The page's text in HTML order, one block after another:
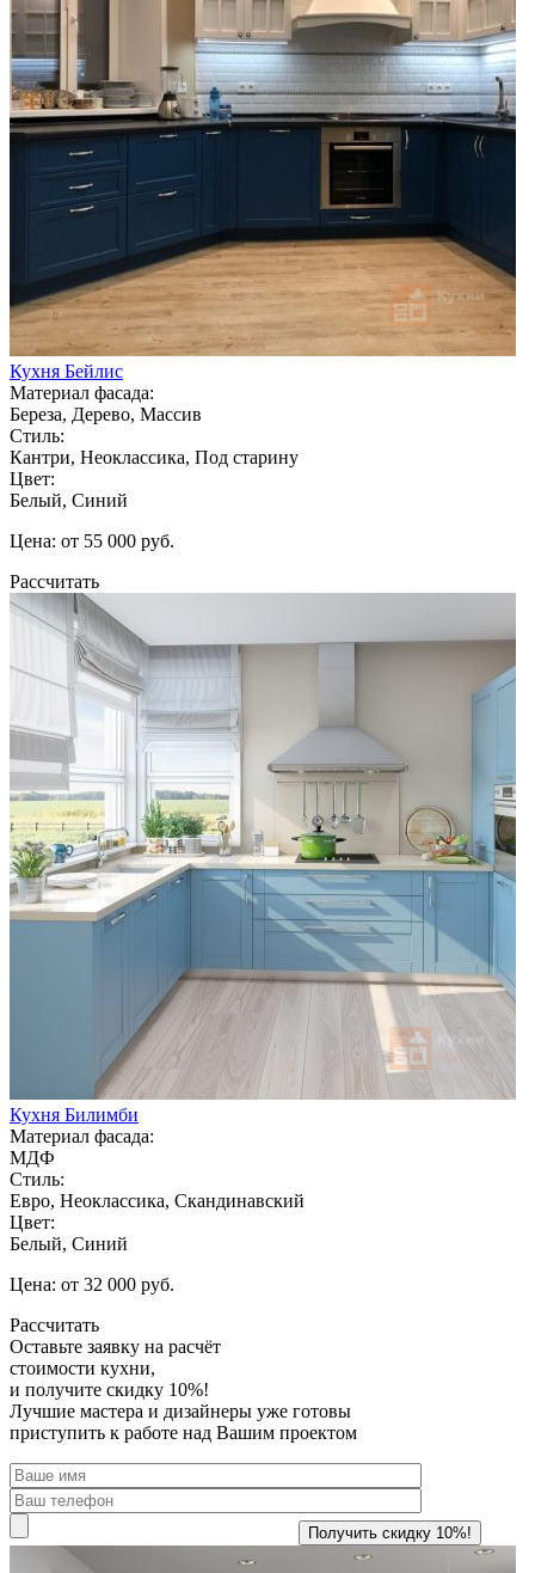
Кухня Бейлис
Материал фасада:
Береза, Дерево, Массив
Стиль:
Кантри, Неоклассика, Под старину
Цвет:
Белый, Синий
Цена: от 55 000 руб.
Рассчитать
Кухня Билимби
Материал фасада:
МДФ
Стиль:
Евро, Неоклассика, Скандинавский
Цвет:
Белый, Синий
Цена: от 32 000 руб.
Рассчитать
Оставьте заявку на расчёт
стоимости кухни,
и получите скидку 10%!
Лучшие мастера и дизайнеры уже готовы
приступить к работе над Вашим проектом